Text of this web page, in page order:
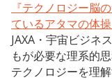
『テクノロジー脳
ているアタマの体操
JAXA・宇宙ビジネ
もが必要な理系的
テクノロジーを理